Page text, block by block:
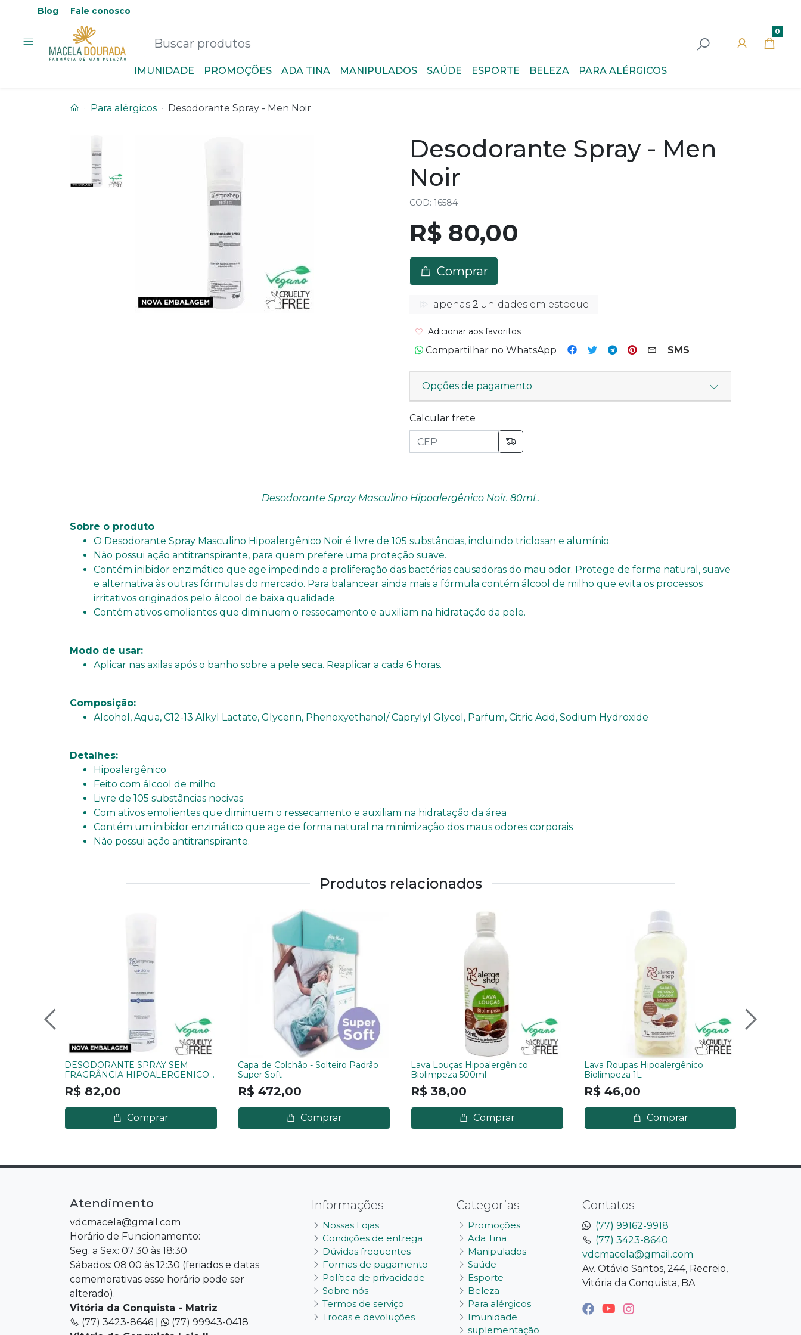
Blog Fale conosco
0
IMUNIDADE PROMOÇÕES ADA TINA MANIPULADOS SAÚDE ESPORTE BELEZA PARA ALÉRGICOS
Para alérgicos Desodorante Spray - Men Noir
Desodorante Spray - Men
Noir
COD: 16584
R$ 80,00
Comprar
apenas 2 unidades em estoque
Adicionar aos favoritos
Compartilhar no WhatsApp SMS
Opções de pagamento
Calcular frete
Desodorante Spray Masculino Hipoalergênico Noir. 80mL.
Sobre o produto
O Desodorante Spray Masculino Hipoalergênico Noir é livre de 105 substâncias, incluindo triclosan e alumínio.
Não possui ação antitranspirante, para quem prefere uma proteção suave.
Contém inibidor enzimático que age impedindo a proliferação das bactérias causadoras do mau odor. Protege de forma natural, suave
e alternativa às outras fórmulas do mercado. Para balancear ainda mais a fórmula contém álcool de milho que evita os processos
irritativos originados pelo álcool de baixa qualidade.
Contém ativos emolientes que diminuem o ressecamento e auxiliam na hidratação da pele.
Modo de usar:
Aplicar nas axilas após o banho sobre a pele seca. Reaplicar a cada 6 horas.
Composição:
Alcohol, Aqua, C12-13 Alkyl Lactate, Glycerin, Phenoxyethanol/ Caprylyl Glycol, Parfum, Citric Acid, Sodium Hydroxide
Detalhes:
Hipoalergênico
Feito com álcool de milho
Livre de 105 substâncias nocivas
Com ativos emolientes que diminuem o ressecamento e auxiliam na hidratação da área
Contém um inibidor enzimático que age de forma natural na minimização dos maus odores corporais
Não possui ação antitranspirante.
Produtos relacionados
DESODORANTE SPRAY SEM
FRAGRÂNCIA HIPOALERGENICO
ALERGOSHOP
R$ 82,00
Comprar
Capa de Colchão - Solteiro Padrão
Super Soft
R$ 472,00
Comprar
Lava Louças Hipoalergênico
Biolimpeza 500ml
R$ 38,00
Comprar
Lava Roupas Hipoalergênico
Biolimpeza 1L
R$ 46,00
Comprar
Contatos
(77) 99162-9918
(77) 3423-8640
vdcmacela@gmail.com
Av. Otávio Santos, 244, Recreio,
Vitória da Conquista, BA
Informações
Nossas Lojas
Condições de entrega
Dúvidas frequentes
Formas de pagamento
Política de privacidade
Sobre nós
Termos de serviço
Trocas e devoluções
Categorias
Promoções
Ada Tina
Manipulados
Saúde
Esporte
Beleza
Para alérgicos
Imunidade
suplementação
Atendimento
vdcmacela@gmail.com
Horário de Funcionamento:
Seg. a Sex: 07:30 às 18:30
Sábados: 08:00 às 12:30 (feriados e datas
comemorativas esse horário pode ser
alterado).
Vitória da Conquista - Matriz
(77) 3423-8646 |
(77) 99943-0418